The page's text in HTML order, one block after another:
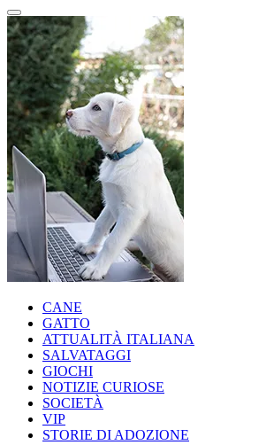
CANE
GATTO
ATTUALITÀ ITALIANA
SALVATAGGI
GIOCHI
NOTIZIE CURIOSE
SOCIETÀ
VIP
STORIE DI ADOZIONE